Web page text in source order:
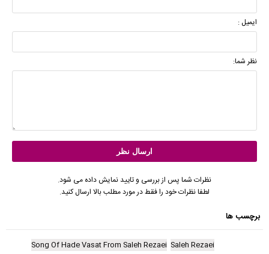
ایمیل :
نظر شما:
نظرات شما پس از بررسی و تایید نمایش داده می شود.
لطفا نظرات خود را فقط در مورد مطلب بالا ارسال کنید.
برچسب ها
Saleh Rezaei
Song Of Hade Vasat From Saleh Rezaei